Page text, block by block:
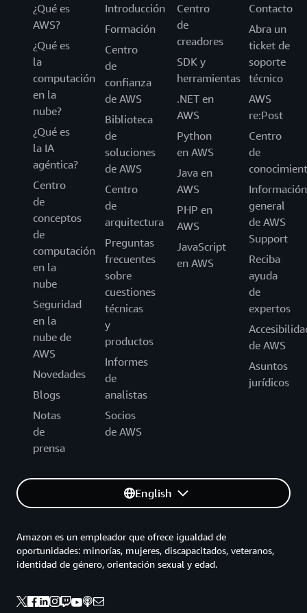
¿Qué es
AWS?
¿Qué es
la
computación
en la
nube?
¿Qué es
la IA
agéntica?
Centro
de
conceptos
de
computación
en la
nube
Seguridad
en la
nube de
AWS
Novedades
Blogs
Notas
de
prensa
Introducción
Formación
Centro
de
confianza
de AWS
Biblioteca
de
soluciones
de AWS
Centro
de
arquitectura
Preguntas
frecuentes
sobre
cuestiones
técnicas
y
productos
Informes
de
analistas
Socios
de AWS
Centro
de
creadores
SDK y
herramientas
.NET en
AWS
Python
en AWS
Java en
AWS
PHP en
AWS
JavaScript
en AWS
Contacto
Abra un
ticket de
soporte
técnico
AWS
re:Post
Centro
de
Información
general
de AWS
Support
Reciba
ayuda
de
expertos
de AWS
Asuntos
jurídicos
English
Amazon es un empleador que ofrece igualdad de
oportunidades: minorías, mujeres, discapacitados, veteranos,
identidad de género, orientación sexual y edad.